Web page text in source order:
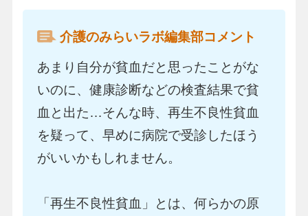
介護のみらいラボ編集部コメント
あまり自分が貧血だと思ったことがな
いのに、健康診断などの検査結果で貧
血と出た…そんな時、再生不良性貧血
を疑って、早めに病院で受診したほう
がいいかもしれません。
「再生不良性貧血」とは、何らかの原